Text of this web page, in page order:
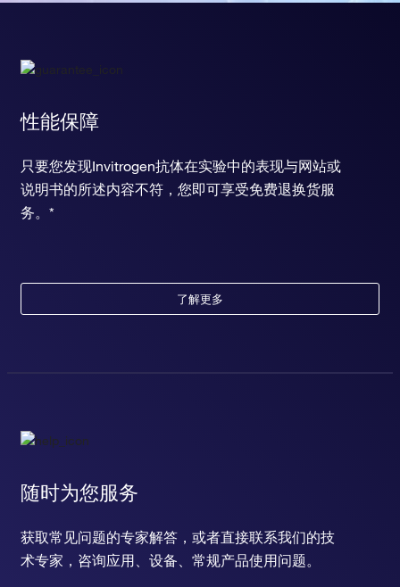
性能保障
只要您发现Invitrogen抗体在实验中的表现与网站或
说明书的所述内容不符，您即可享受免费退换货服
务。*
了解更多
随时为您服务
获取常见问题的专家解答，或者直接联系我们的技
术专家，咨询应用、设备、常规产品使用问题。